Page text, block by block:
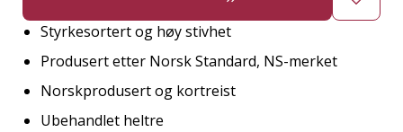
Styrkesortert og høy stivhet
Produsert etter Norsk Standard, NS-merket
Norskprodusert og kortreist
Ubehandlet heltre